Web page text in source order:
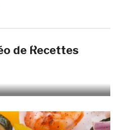
de Recettes
poché parfait